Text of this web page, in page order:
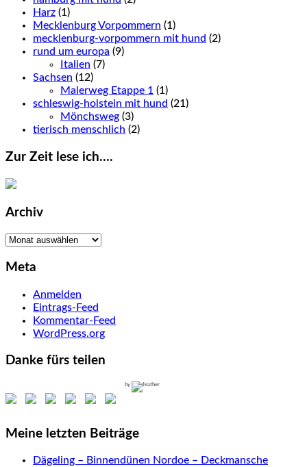
Harz (1)
Mecklenburg Vorpommern (1)
mecklenburg-vorpommern mit hund (2)
rund um europa (9)
Italien (7)
Sachsen (12)
Malerweg Etappe 1 (1)
schleswig-holstein mit hund (21)
Mönchsweg (3)
tierisch menschlich (2)
Zur Zeit lese ich….
Archiv
Archiv
Meta
Anmelden
Eintrags-Feed
Kommentar-Feed
WordPress.org
Danke fürs teilen
by
Meine letzten Beiträge
Dägeling – Binnendünen Nordoe – Deckmansche